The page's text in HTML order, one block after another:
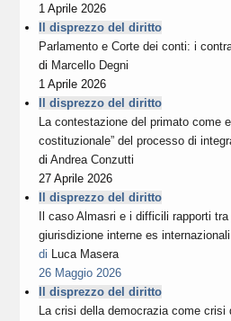
1 Aprile 2026
Il disprezzo del diritto
Parlamento e Corte dei conti: i
di Marcello Degni
1 Aprile 2026
Il disprezzo del diritto
La contestazione del primato come
costituzionale” del processo di
diAndrea Conzutti
27 Aprile 2026
Il disprezzo del diritto
Il caso Almasri e i difficili rapporti
giurisdizione interne es internazionali
di
Luca Masera
26 Maggio 2026
Il disprezzo del diritto
La crisi della democrazia come